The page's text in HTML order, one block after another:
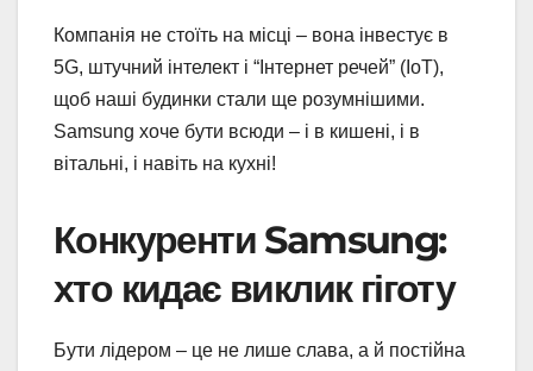
Компанія не стоїть на місці – вона інвестує в
5G, штучний інтелект і “Інтернет речей” (IoT),
щоб наші будинки стали ще розумнішими.
Samsung хоче бути всюди – і в кишені, і в
вітальні, і навіть на кухні!
Конкуренти Samsung:
хто кидає виклик гіготу
Бути лідером – це не лише слава, а й постійна